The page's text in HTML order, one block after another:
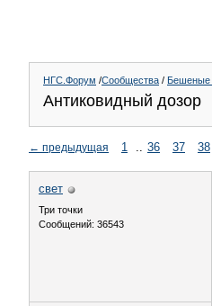
НГС.Форум /Сообщества / Бешеные
Антиковидный дозор
← предыдущая 1 .. 36 37 38
свет
Три точки
Сообщений: 36543